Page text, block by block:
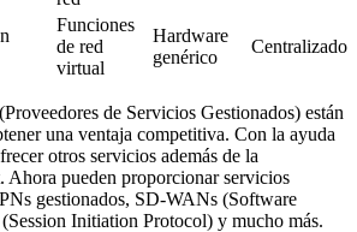
Funciones
de red
virtual
Hardware
genérico
Centralizado
de Servicios Gestionados) están
una ventaja competitiva. Con la ayuda
otros servicios además de la
Ahora pueden proporcionar servicios
gestionados, SD-WANs (Software
Initiation Protocol) y mucho más.